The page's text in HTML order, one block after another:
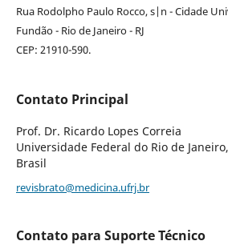
Rua Rodolpho Paulo Rocco, s|n - Cidade
Fundão - Rio de Janeiro - RJ
CEP: 21910-590.
Contato Principal
Prof. Dr. Ricardo Lopes Correia
Universidade Federal do Rio de
Brasil
revisbrato@medicina.ufrj.br
Contato para Suporte Técnico